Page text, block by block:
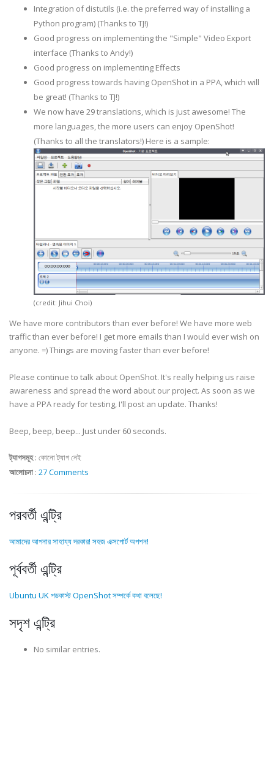
Integration of distutils (i.e. the preferred way of installing a
Python program) (Thanks to TJ!)
Good progress on implementing the "Simple" Video Export
interface (Thanks to Andy!)
Good progress on implementing Effects
Good progress towards having OpenShot in a PPA, which will
be great! (Thanks to TJ!)
We now have 29 translations, which is just awesome! The
more languages, the more users can enjoy OpenShot!
(Thanks to all the translators!) Here is a sample:
(credit: Jihui Choi)
We have more contributors than ever before! We have more web
traffic than ever before! I get more emails than I would ever wish on
anyone. =) Things are moving faster than ever before!
Please continue to talk about OpenShot. It's really helping us raise
awareness and spread the word about our project. As soon as we
have a PPA ready for testing, I'll post an update. Thanks!
Beep, beep, beep... Just under 60 seconds.
ট্যাগসমূহ: কোনো ট্যাগ নেই
আলোচনা : 27 Comments
পরবর্তী এন্ট্রি
আমাদের আপনার সাহায্য দরকার! সহজ এক্সপোর্ট অপশন!
পূর্ববর্তী এন্ট্রি
Ubuntu UK পডকাস্ট OpenShot সম্পর্কে কথা বলেছে!
সদৃশ এন্ট্রি
No similar entries.